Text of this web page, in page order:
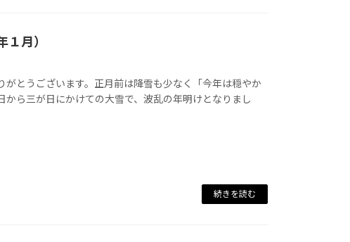
月）
とうございます。正月前は降雪も少なく「今年は穏やか
ら三が日にかけての大雪で、波乱の年明けとなりまし
続きを読む